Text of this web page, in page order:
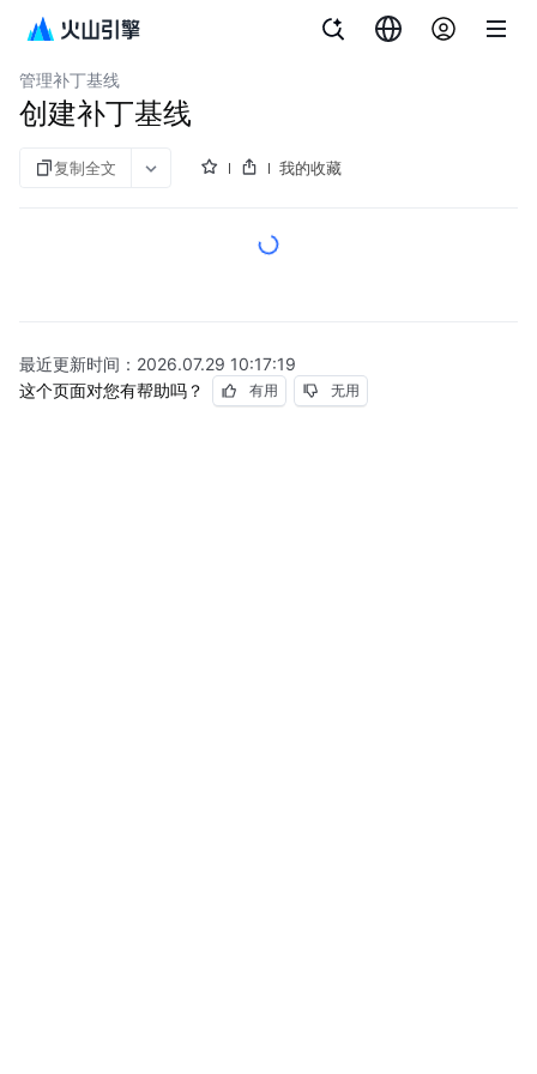
云服务器
管理补丁基线
创建补丁基线
复制全文 我的收藏
最近更新时间： 2026.07.29 10:17:19
这个页面对您有帮助吗？
有用 无用